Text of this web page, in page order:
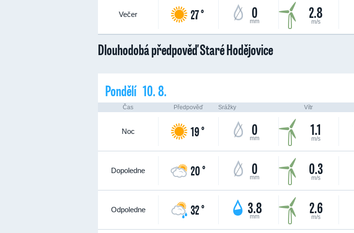
Večer 27 ° 0
mm 2.8
m/s
Dlouhodobá předpověď Staré Hodějovice
Pondělí 10. 8.
Čas Předpověď Srážky Vítr
Noc 19 ° 0
mm 1.1
m/s
Dopoledne 20 ° 0
mm 0.3
m/s
Odpoledne 32 ° 3.8
mm 2.6
m/s